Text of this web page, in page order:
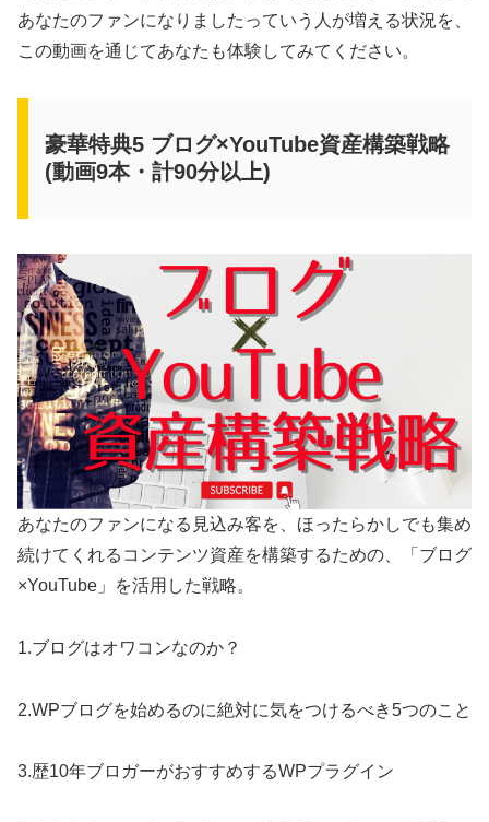
あなたのファンになりましたっていう人が増える状況を、
この動画を通じてあなたも体験してみてください。
豪華特典5 ブログ×YouTube資産構築戦略
(動画9本・計90分以上)
あなたのファンになる見込み客を、ほったらかしでも集め
続けてくれるコンテンツ資産を構築するための、「ブログ
×YouTube」を活用した戦略。
1.ブログはオワコンなのか？
2.WPブログを始めるのに絶対に気をつけるべき5つのこと
3.歴10年ブロガーがおすすめするWPプラグイン